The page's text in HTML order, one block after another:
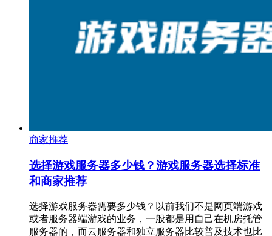
商家推荐
选择游戏服务器多少钱？游戏服务器选择标准
和商家推荐
选择游戏服务器需要多少钱？以前我们不是网页端游戏
或者服务器端游戏的业务，一般都是用自己在机房托管
服务器的，而云服务器和独立服务器比较普及技术也比